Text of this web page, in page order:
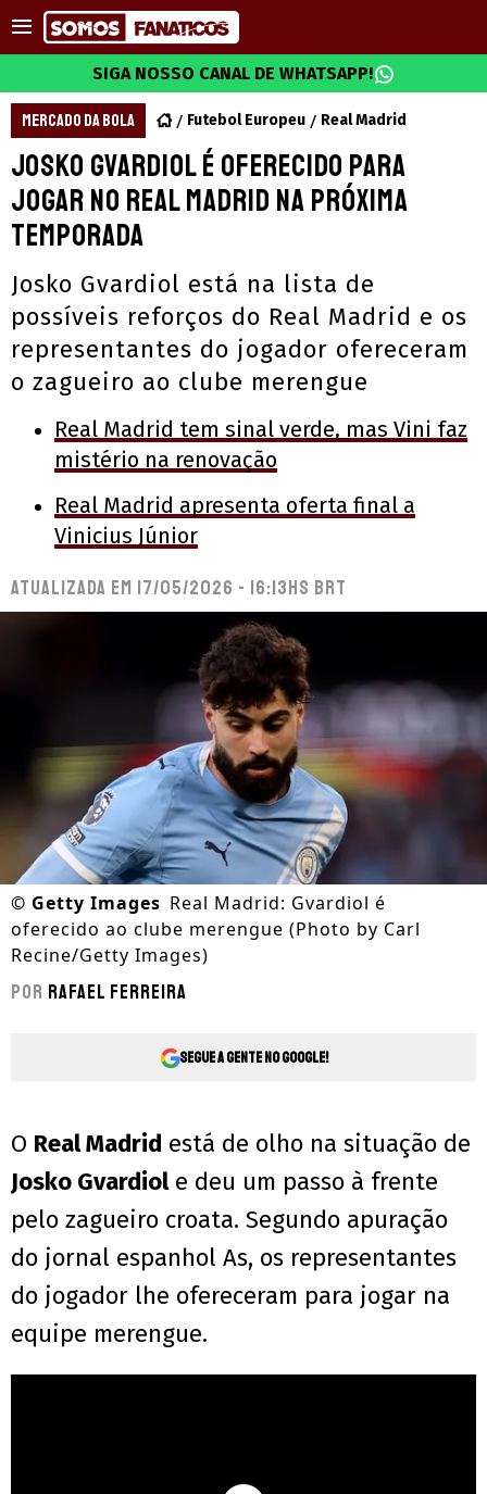
SIGA NOSSO CANAL DE WHATSAPP!
MERCADO DA BOLA Futebol Europeu Real Madrid
Josko Gvardiol é oferecido para
jogar no Real Madrid na próxima
temporada
Josko Gvardiol está na lista de
possíveis reforços do Real Madrid e os
representantes do jogador ofereceram
o zagueiro ao clube merengue
Real Madrid tem sinal verde, mas Vini faz
mistério na renovação
Real Madrid apresenta oferta final a
Vinicius Júnior
Atualizada em 17/05/2026 - 16:13hs BRT
© Getty Images Real Madrid: Gvardiol é
oferecido ao clube merengue (Photo by Carl
Recine/Getty Images)
Por Rafael Ferreira
Segue a gente no Google!
O Real Madrid está de olho na situação de
Josko Gvardiole deu um passo à frente
pelo zagueiro croata. Segundo apuração
do jornal espanhol As, os representantes
do jogador lhe ofereceram para jogar na
equipe merengue.